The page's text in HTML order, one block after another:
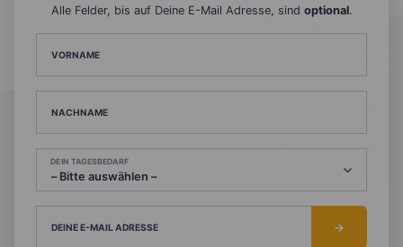
Alle Felder, bis auf Deine E-Mail Adresse, sind optional.
VORNAME
NACHNAME
DEIN TAGESBEDARF
DEINE E-MAIL ADRESSE